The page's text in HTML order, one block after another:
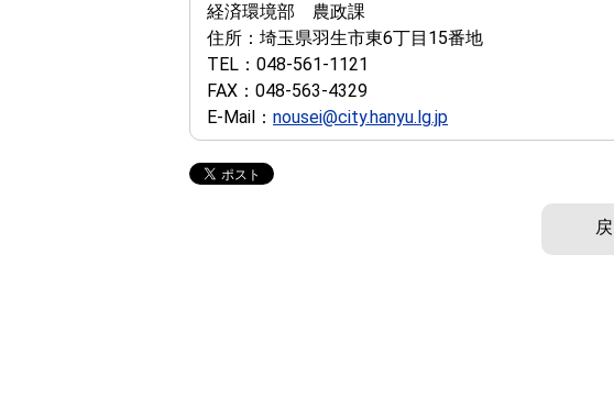
経済環境部 農政課
住所： 埼玉県羽生市東6丁目15番地
TEL： 048-561-1121
FAX： 048-563-4329
E-Mail： nousei@city.hanyu.lg.jp